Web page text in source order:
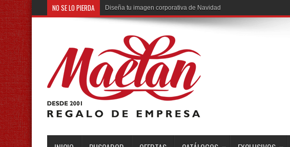
NO SE LO PIERDA Diseña tu imagen corporativa de Navidad